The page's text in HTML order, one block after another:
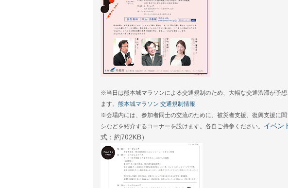
※当日は熊本城マラソンによる交通規制のため、大幅な交通渋滞が予想
ます。 熊本城マラソン 交通規制情報
※会場内には、参加者同士の交流のために、被災者支援、復興支援に
シなどを紹介するコーナーを設けます。各自ご持参ください。 イベン
式：約702KB）